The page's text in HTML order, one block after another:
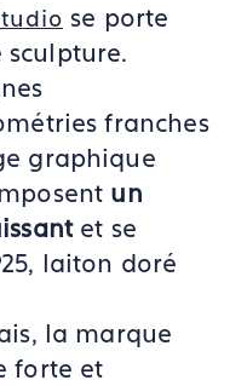
se porte
franches
graphique
un
et se
laiton doré
la marque
forte et